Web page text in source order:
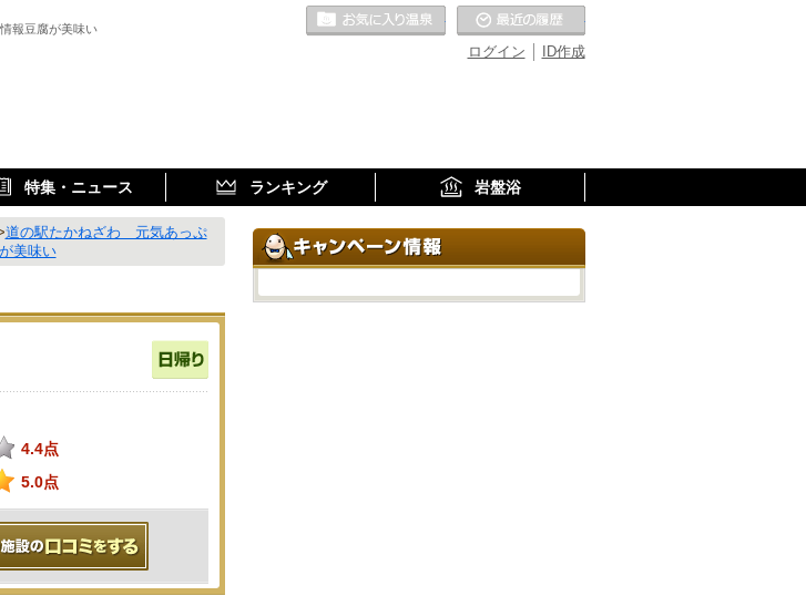
報豆腐が美味い
ID作成
ログイン
お気に入りの温泉
特集・ニュース ランキング 岩盤浴
道の駅たかねざわ 元気あっぷ
美味い
4.4点
5.0点